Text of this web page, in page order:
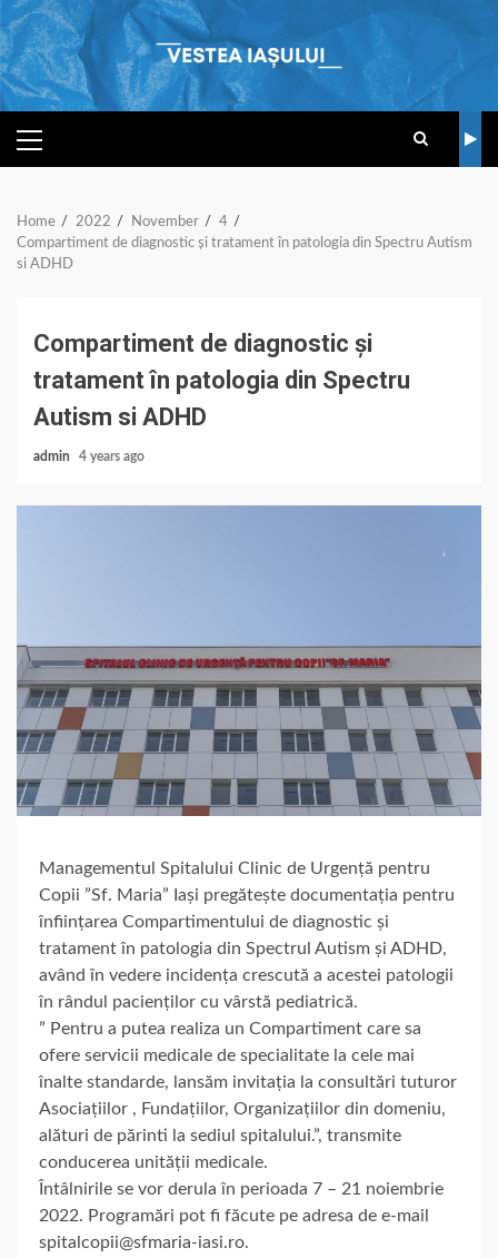
Skip
to
content
PRIMARY
MENU
Home 2022 November
4
Compartiment de diagnostic și tratament în patologia din Spectru Autism
si ADHD
Compartiment de diagnostic și
tratament în patologia din Spectru
Autism si ADHD
admin 4 years ago
Managementul Spitalului Clinic de Urgență pentru
Copii ”Sf. Maria” Iași pregătește documentația pentru
înființarea Compartimentului de diagnostic și
tratament în patologia din Spectrul Autism și ADHD,
având în vedere incidența crescută a acestei patologii
în rândul pacienților cu vârstă pediatrică.
” Pentru a putea realiza un Compartiment care sa
ofere servicii medicale de specialitate la cele mai
înalte standarde, lansăm invitația la consultări tuturor
Asociațiilor , Fundațiilor, Organizațiilor din domeniu,
alături de părinti la sediul spitalului.”, transmite
conducerea unității medicale.
Întâlnirile se vor derula în perioada 7 – 21 noiembrie
2022. Programări pot fi făcute pe adresa de e-mail
spitalcopii@sfmaria-iasi.ro.